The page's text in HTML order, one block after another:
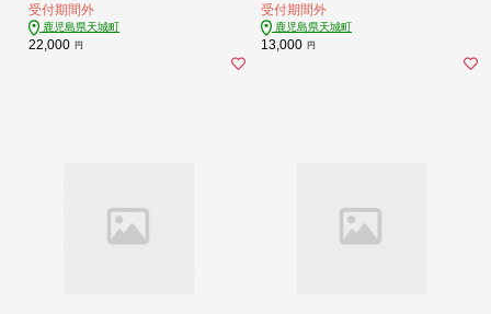
受付期間外
鹿児島県天城町
22,000 円
受付期間外
鹿児島県天城町
13,000 円